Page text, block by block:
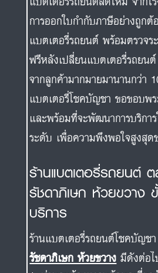
การออกใบกำกับภาษีอย่างถูก
แบตเตอรี่รถยนต์ พร้อมตรวจร
ฟรีหลังเปลี่ยนแบตเตอรี่รถยน
จากลูกค้ามากมายมานานกว่า
แบตเตอรี่โชคบัญชา ขอขอบพ
และพร้อมที่จะพัฒนาการบริกา
ระดับ เพื่อความพึงพอใจสูงสุ
ร้านแบตเตอรี่รถยนต์
รัชดาภิเษก ห้วยขวาง
บริการ
ร้านแบตเตอรี่รถยนต์โชคบัญช
รัชดาภิเษก ห้วยขวาง มีดังต่อ